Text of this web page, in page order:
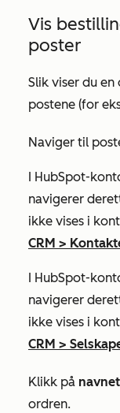
Vis
poster
Slik viser du
postene (for
Naviger til
I HubSpot-
navigerer
ikke vises i
CRM >
I HubSpot-
navigerer
ikke vises i
CRM >
Klikk på
ordren.